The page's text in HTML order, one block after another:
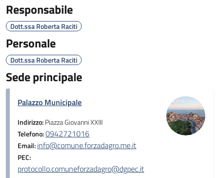
Responsabile
Dott.ssa Roberta Raciti
Personale
Dott.ssa Roberta Raciti
Sede principale
Palazzo Municipale
Indirizzo:Piazza Giovanni XXIII
Telefono:0942721016
Email:info@comune.forzadagro.me.it
PEC:
protocollo.comuneforzadagro@dgpec.it